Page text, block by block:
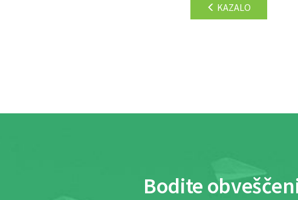
KAZALO
Bodite